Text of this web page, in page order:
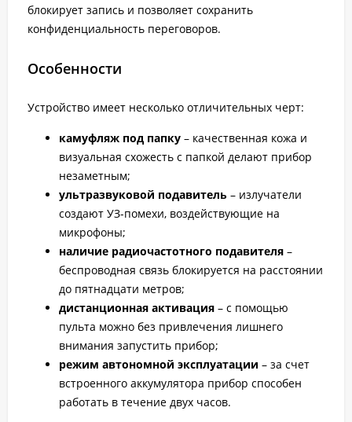
блокирует запись и позволяет сохранить
конфиденциальность переговоров.
Особенности
Устройство имеет несколько отличительных черт:
камуфляж под папку – качественная кожа и
визуальная схожесть с папкой делают прибор
незаметным;
ультразвуковой подавитель – излучатели
создают УЗ-помехи, воздействующие на
микрофоны;
наличие радиочастотного подавителя –
беспроводная связь блокируется на расстоянии
до пятнадцати метров;
дистанционная активация – с помощью
пульта можно без привлечения лишнего
внимания запустить прибор;
режим автономной эксплуатации – за счет
встроенного аккумулятора прибор способен
работать в течение двух часов.